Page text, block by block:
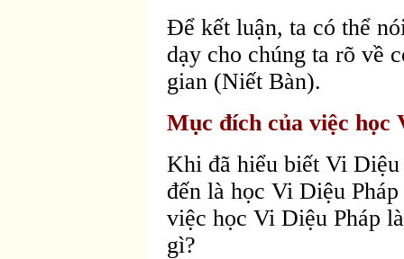
Ðể kết luận, ta có thể
dạy cho chúng ta rõ về
gian (Niết Bàn).
Mục đích của việc học
Khi đã hiểu biết Vi Diệu
đến là học Vi Diệu
việc học Vi Diệu Pháp
gì?